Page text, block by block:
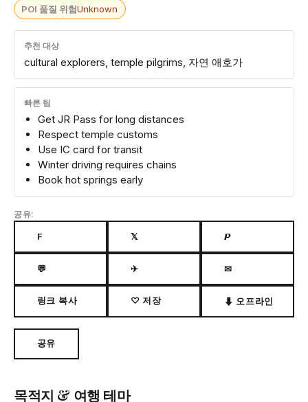
POI 품질 위험Unknown
추천 대상
cultural explorers, temple pilgrims, 자연 애호가
빠른 팁
Get JR Pass for long distances
Respect temple customs
Use IC card for transit
Winter driving requires chains
Book hot springs early
공유:
F 𝕏 𝙋
💬 ✈ ✉
링크 복사 ♡ 저장 ⬇ 오프라인
공유
목적지 & 여행 테마